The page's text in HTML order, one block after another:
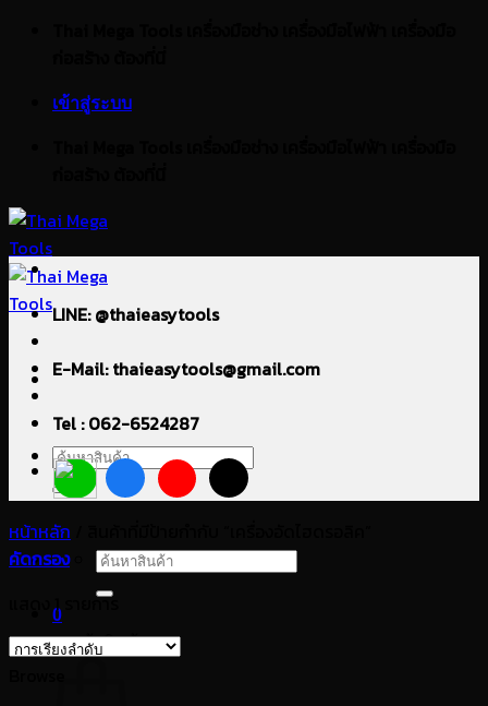
เข้าสู่ระบบ
ค้นหา:
ค้นหา:
0
ตะกร้าสินค้า
LINE: @thaieasytools
E-Mail: thaieasytools@gmail.com
Tel : 062-6524287
หน้าหลัก
คัดกรอง
แสดง 1 รายการ